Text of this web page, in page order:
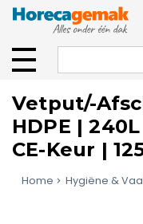
Vetput/-
HDPE |
CE-Keur |
Home Hygiëne &